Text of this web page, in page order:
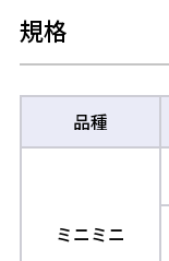
規格
品種
ミニミニ